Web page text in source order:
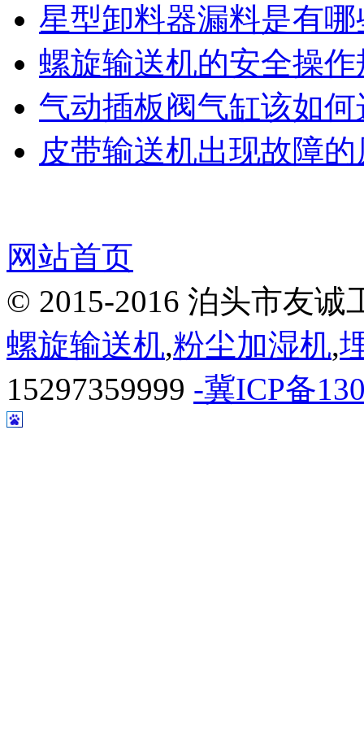
星型卸料器漏料是有
螺旋输送机的安全操
气动插板阀气缸该如何
皮带输送机出现故障
网站首页
© 2015-2016 泊头市友
螺旋输送机,粉尘加湿机,
15297359999 -冀ICP备